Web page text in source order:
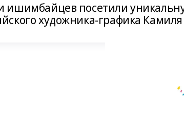
ишимбайцев посетили
художника-графика